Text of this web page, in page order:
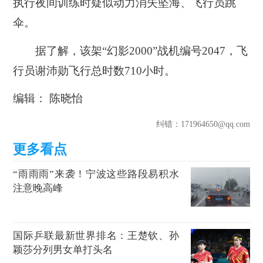
执行夜间训练时疑似动力消失坠海、飞行员跳
伞。
据了解，该架“幻影2000”战机编号2047，飞
行员谢沛勋飞行总时数710小时。
编辑： 陈晓怡
纠错：171964650@qq.com
“雨雨雨”来袭！宁波这些路段易积水
注意晚高峰
国际乒联最新世界排名：王楚钦、孙
颖莎分列男女单打头名